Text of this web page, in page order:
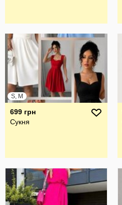
S, M
699 грн
Сукня